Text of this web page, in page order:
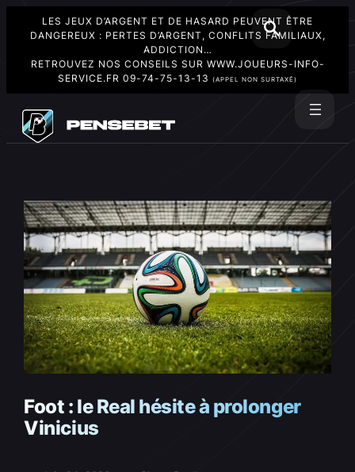
LES JEUX D’ARGENT ET DE HASARD PEUVENT ÊTRE
DANGEREUX : PERTES D’ARGENT, CONFLITS FAMILIAUX,
ADDICTION…
RETROUVEZ NOS CONSEILS SUR WWW.JOUEURS-INFO-
SERVICE.FR 09-74-75-13-13 (APPEL NON SURTAXÉ)
contenu
Foot : le Real hésite à prolonger
Vinicius